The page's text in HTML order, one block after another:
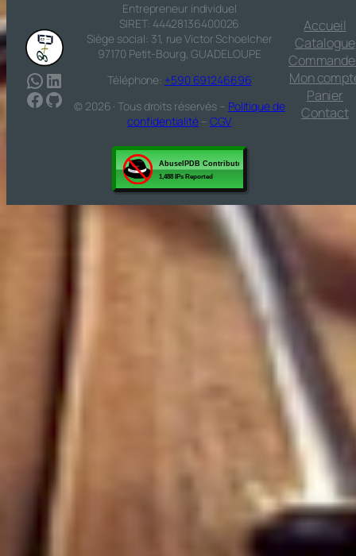
WhatsApp LinkedIn
Facebook GitHub
Entrepreneur individuel
SIRET: 44428136400026
Siège social: 31, rue Victor Schoelcher
97170 Petit-Bourg, GUADELOUPE
Téléphone: +590 691246696
© 2026 · Tous droits réservés – Politique de
confidentialité– CGV
Accueil
Catalogue
Mon
Panier
Contact